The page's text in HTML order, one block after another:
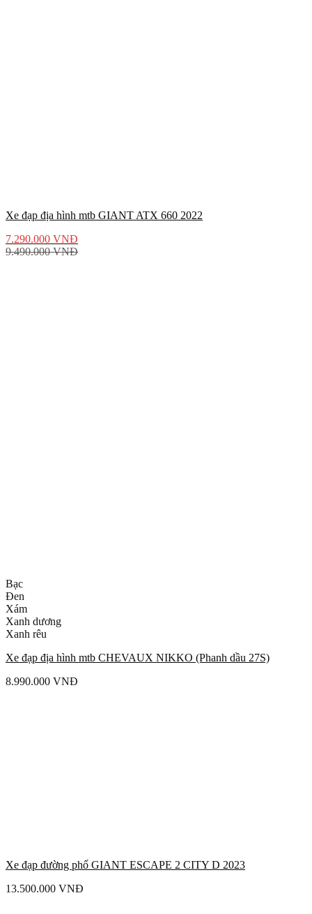
Xe đạp địa hình mtb GIANT ATX 660 2022
7.290.000 VNĐ
9.490.000VNĐ
Bạc
Đen
Xám
Xanh dương
Xanh rêu
Xe đạp địa hình mtb CHEVAUX NIKKO (Phanh dầu 27S)
8.990.000 VNĐ
Xe đạp đường phố GIANT ESCAPE 2 CITY D 2023
13.500.000 VNĐ